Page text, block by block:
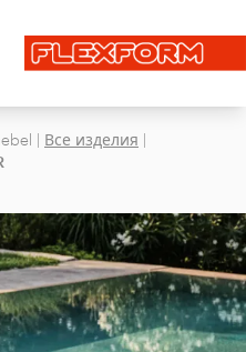
магазинов
| Все изделия |